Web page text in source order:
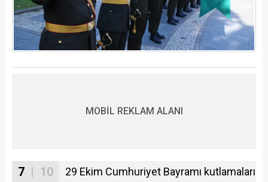
MOBİL REKLAM ALANI
7 | 10
29 Ekim Cumhuriyet Bayramı kutlamaları